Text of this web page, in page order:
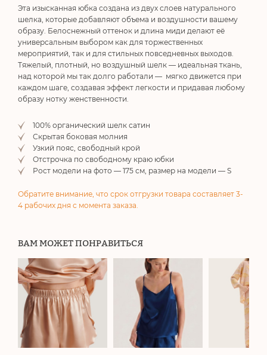
Эта изысканная юбка создана из двух слоев натурального
шелка, которые добавляют объема и воздушности вашему
образу. Белоснежный оттенок и длина миди делают её
универсальным выбором как для торжественных
мероприятий, так и для стильных повседневных выходов.
Тяжелый, плотный, но воздушный шелк — идеальная ткань,
над которой мы так долго работали — мягко движется при
каждом шаге, создавая эффект легкости и придавая любому
образу нотку женственности.
100% органический шелк сатин
Скрытая боковая молния
Узкий пояс, cвободный крой
Отстрочка по свободному краю юбки
Рост модели на фото — 175 см, размер на модели — S
Обратите внимание, что срок отгрузки товара составляет 3-
4 рабочих дня с момента заказа.
ВАМ МОЖЕТ ПОНРАВИТЬСЯ